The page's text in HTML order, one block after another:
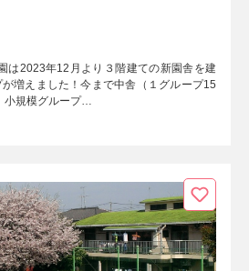
は2023年12月より３階建ての新園舎を建
増えました！今まで中舎（１グループ15
小規模グループ…